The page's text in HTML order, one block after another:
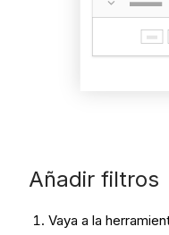
Añadir filtros
Vaya a la